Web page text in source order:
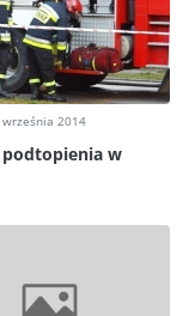
2014
podtopienia w